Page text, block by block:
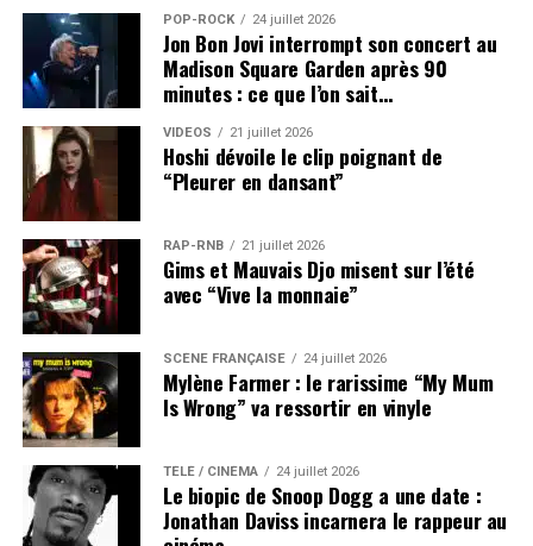
POP-ROCK 24 juillet 2026
Jon Bon Jovi interrompt son concert au
Madison Square Garden après 90
minutes : ce que l’on sait…
VIDEOS 21 juillet 2026
Hoshi dévoile le clip poignant de
“Pleurer en dansant”
RAP-RNB 21 juillet 2026
Gims et Mauvais Djo misent sur l’été
avec “Vive la monnaie”
SCÈNE FRANÇAISE 24 juillet 2026
Mylène Farmer : le rarissime “My Mum
Is Wrong” va ressortir en vinyle
TÉLÉ / CINÉMA 24 juillet 2026
Le biopic de Snoop Dogg a une date :
Jonathan Daviss incarnera le rappeur au